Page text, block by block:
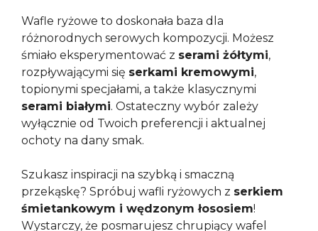
Wafle ryżowe to doskonała baza dla
różnorodnych serowych kompozycji. Możesz
śmiało eksperymentować z serami żółtymi,
rozpływającymi się serkami kremowymi,
topionymi specjałami, a także klasycznymi
serami białymi. Ostateczny wybór zależy
wyłącznie od Twoich preferencji i aktualnej
ochoty na dany smak.
Szukasz inspiracji na szybką i smaczną
przekąskę? Spróbuj wafli ryżowych z serkiem
śmietankowym i wędzonym łososiem!
Wystarczy, że posmarujesz chrupiący wafel